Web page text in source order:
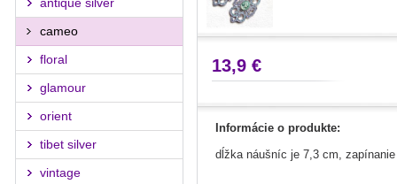
cameo
floral
glamour
orient
tibet silver
vintage
13,9 €
Informácie o produkte:
dĺžka náušníc je 7,3 cm,